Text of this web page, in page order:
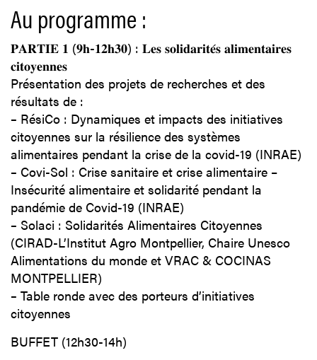
Au programme :
𝐏𝐀𝐑𝐓𝐈𝐄 𝟏 (𝟗𝐡-𝟏𝟐𝐡𝟑𝟎) : 𝐋𝐞𝐬 𝐬𝐨𝐥𝐢𝐝𝐚𝐫𝐢𝐭𝐞́𝐬 𝐚𝐥𝐢𝐦𝐞𝐧𝐭𝐚𝐢𝐫𝐞𝐬
𝐜𝐢𝐭𝐨𝐲𝐞𝐧𝐧𝐞𝐬
Présentation des projets de recherches et des
résultats de :
– RésiCo : Dynamiques et impacts des initiatives
citoyennes sur la résilience des systèmes
alimentaires pendant la crise de la covid-19 (INRAE)
– Covi-Sol : Crise sanitaire et crise alimentaire –
Insécurité alimentaire et solidarité pendant la
pandémie de Covid-19 (INRAE)
– Solaci : Solidarités Alimentaires Citoyennes
(CIRAD-L’Institut Agro Montpellier, Chaire Unesco
Alimentations du monde et VRAC & COCINAS
MONTPELLIER)
– Table ronde avec des porteurs d’initiatives
citoyennes
BUFFET (12h30-14h)